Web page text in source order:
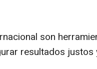
son
resultados justos